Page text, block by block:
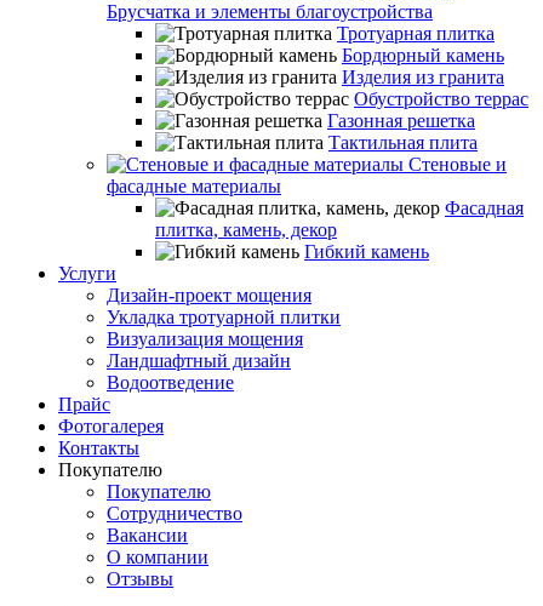
Брусчатка и элементы благоустройства
Тротуарная плитка
Бордюрный камень
Изделия из гранита
Обустройство террас
Газонная решетка
Тактильная плита
Стеновые и
фасадные материалы
Фасадная
плитка, камень, декор
Гибкий камень
Услуги
Дизайн-проект мощения
Укладка тротуарной плитки
Визуализация мощения
Ландшафтный дизайн
Водоотведение
Прайс
Фотогалерея
Контакты
Покупателю
Покупателю
Сотрудничество
Вакансии
О компании
Отзывы